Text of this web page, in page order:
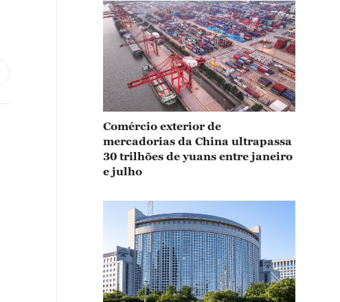
Comércio exterior de
mercadorias da China ultrapassa
30 trilhões de yuans entre janeiro
e julho